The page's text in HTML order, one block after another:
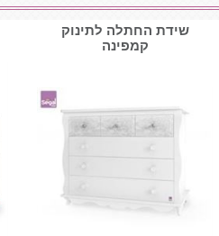
שידת החתלה לתינוק
קמפינה